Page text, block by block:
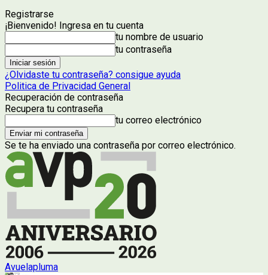
Registrarse
¡Bienvenido! Ingresa en tu cuenta
tu nombre de usuario
tu contraseña
¿Olvidaste tu contraseña? consigue ayuda
Politica de Privacidad General
Recuperación de contraseña
Recupera tu contraseña
tu correo electrónico
Se te ha enviado una contraseña por correo electrónico.
Avuelapluma